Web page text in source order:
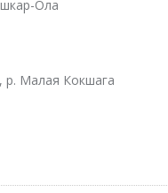
Ола
р. Малая Кокшага